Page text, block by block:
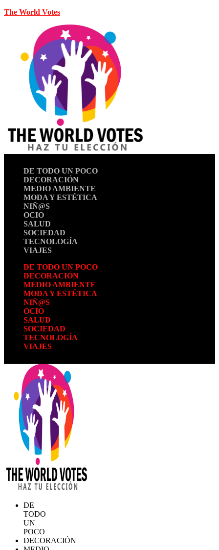
The World Votes
DE TODO UN POCO
DECORACIÓN
MEDIO AMBIENTE
MODA Y ESTÉTICA
NIÑ@S
OCIO
SALUD
SOCIEDAD
TECNOLOGÍA
VIAJES
DE TODO UN POCO
DECORACIÓN
MEDIO AMBIENTE
MODA Y ESTÉTICA
NIÑ@S
OCIO
SALUD
SOCIEDAD
TECNOLOGÍA
VIAJES
DE
TODO
UN
POCO
DECORACIÓN